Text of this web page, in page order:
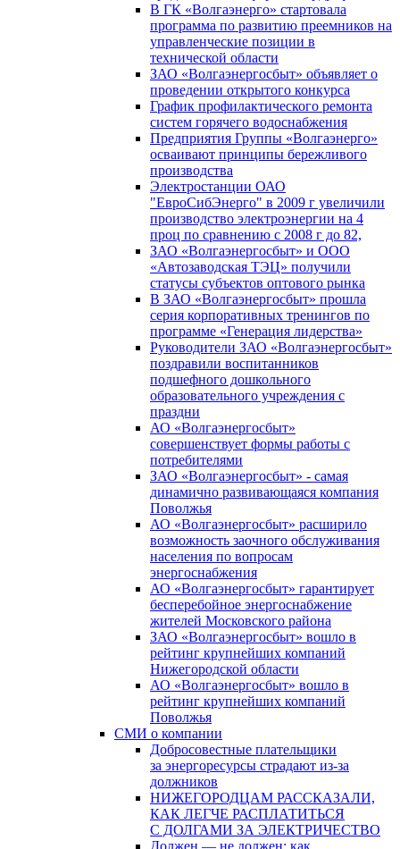
В ГК «Волгаэнерго» стартовала
программа по развитию преемников на
управленческие позиции в
технической области
ЗАО «Волгаэнергосбыт» объявляет о
проведении открытого конкурса
График профилактического ремонта
систем горячего водоснабжения
Предприятия Группы «Волгаэнерго»
осваивают принципы бережливого
производства
Электростанции ОАО
"ЕвроСибЭнерго" в 2009 г увеличили
производство электроэнергии на 4
проц по сравнению с 2008 г до 82,
ЗАО «Волгаэнергосбыт» и ООО
«Автозаводская ТЭЦ» получили
статусы субъектов оптового рынка
В ЗАО «Волгаэнергосбыт» прошла
серия корпоративных тренингов по
программе «Генерация лидерства»
Руководители ЗАО «Волгаэнергосбыт»
поздравили воспитанников
подшефного дошкольного
образовательного учреждения с
праздни
АО «Волгаэнергосбыт»
совершенствует формы работы с
потребителями
ЗАО «Волгаэнергосбыт» - самая
динамично развивающаяся компания
Поволжья
АО «Волгаэнергосбыт» расширило
возможность заочного обслуживания
населения по вопросам
энергоснабжения
АО «Волгаэнергосбыт» гарантирует
бесперебойное энергоснабжение
жителей Московского района
ЗАО «Волгаэнергосбыт» вошло в
рейтинг крупнейших компаний
Нижегородской области
АО «Волгаэнергосбыт» вошло в
рейтинг крупнейших компаний
Поволжья
СМИ о компании
Добросовестные плательщики
за энергоресурсы страдают из-за
должников
НИЖЕГОРОДЦАМ РАССКАЗАЛИ,
КАК ЛЕГЧЕ РАСПЛАТИТЬСЯ
С ДОЛГАМИ ЗА ЭЛЕКТРИЧЕСТВО